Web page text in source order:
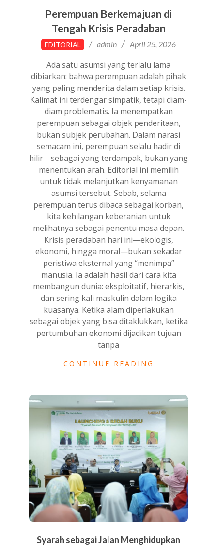
Perempuan Berkemajuan di
Tengah Krisis Peradaban
2026-EDITORIAL admin April 25, 2026
Ada satu asumsi yang terlalu lama
dibiarkan: bahwa perempuan adalah pihak
yang paling menderita dalam setiap krisis.
Kalimat ini terdengar simpatik, tetapi diam-
diam problematis. Ia menempatkan
perempuan sebagai objek penderitaan,
bukan subjek perubahan. Dalam narasi
semacam ini, perempuan selalu hadir di
hilir—sebagai yang terdampak, bukan yang
menentukan arah. Editorial ini memilih
untuk tidak melanjutkan kenyamanan
asumsi tersebut. Sebab, selama
perempuan terus dibaca sebagai korban,
kita kehilangan keberanian untuk
melihatnya sebagai penentu masa depan.
Krisis peradaban hari ini—ekologis,
ekonomi, hingga moral—bukan sekadar
peristiwa eksternal yang “menimpa”
manusia. Ia adalah hasil dari cara kita
membangun dunia: eksploitatif, hierarkis,
dan sering kali maskulin dalam logika
kuasanya. Ketika alam diperlakukan
sebagai objek yang bisa ditaklukkan, ketika
pertumbuhan ekonomi dijadikan tujuan
tanpa
CONTINUE READING
Syarah sebagai Jalan Menghidupkan